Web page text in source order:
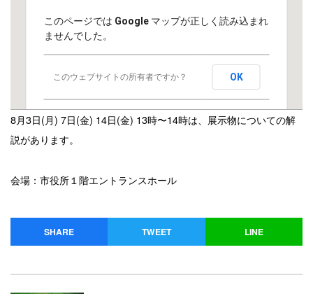
このページでは Google マップが正しく読み込まれ
ませんでした。
このウェブサイトの所有者ですか？ OK
8月3日(月) 7日(金) 14日(金) 13時〜14時は、展示物についての解
説があります。
会場：市役所１階エントランスホール
SHARE TWEET LINE